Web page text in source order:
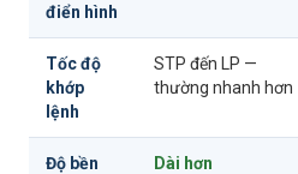
điển hình
Tốc độ
khớp
lệnh
STP đến LP —
thường nhanh hơn
Độ bền
Dài hơn